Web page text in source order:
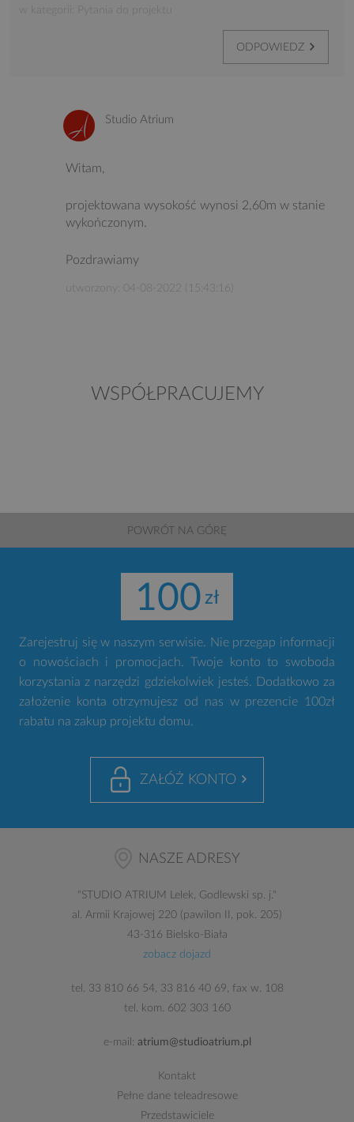
w kategorii: Pytania do projektu
ODPOWIEDZ
Studio Atrium
Witam,
projektowana wysokość wynosi 2,60m w stanie
wykończonym.
Pozdrawiamy
utworzony: 04-08-2022 (15:43:16)
WSPÓŁPRACUJEMY
POWRÓT NA GÓRĘ
100
Zarejestruj się w naszym serwisie. Nie przegap informacji
o nowościach i promocjach. Twoje konto to swoboda
korzystania z narzędzi gdziekolwiek jesteś. Dodatkowo za
założenie konta otrzymujesz od nas w prezencie 100zł
rabatu na zakup projektu domu.
ZAŁÓŻ KONTO
NASZE ADRESY
"STUDIO ATRIUM Lelek, Godlewski sp. j."
al. Armii Krajowej 220 (pawilon II, pok. 205)
43-316 Bielsko-Biała
zobacz dojazd
tel. 33 810 66 54, 33 816 40 69, fax w. 108
tel. kom. 602 303 160
e-mail: atrium@studioatrium.pl
Kontakt
Pełne dane teleadresowe
Przedstawiciele